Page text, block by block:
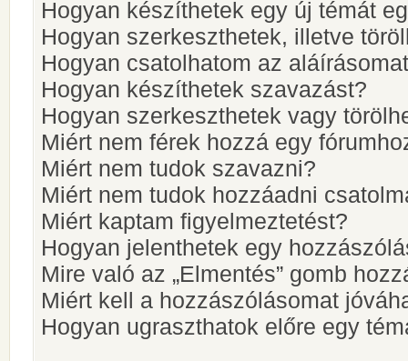
Hogyan készíthetek egy új témát
Hogyan szerkeszthetek, illetve
Hogyan csatolhatom az
Hogyan készíthetek szavazást?
Hogyan szerkeszthetek vagy
Miért nem férek hozzá egy
Miért nem tudok szavazni?
Miért nem tudok hozzáadni
Miért kaptam figyelmeztetést?
Hogyan jelenthetek egy
Mire való az „Elmentés” gomb
Miért kell a hozzászólásomat
Hogyan ugraszthatok előre egy